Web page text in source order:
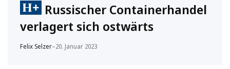
Russischer Containerhandel
verlagert sich ostwärts
Felix Selzer–20. Januar 2023